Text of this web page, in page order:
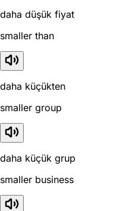
daha düşük fiyat
smaller than
daha küçükten
smaller group
daha küçük grup
smaller business